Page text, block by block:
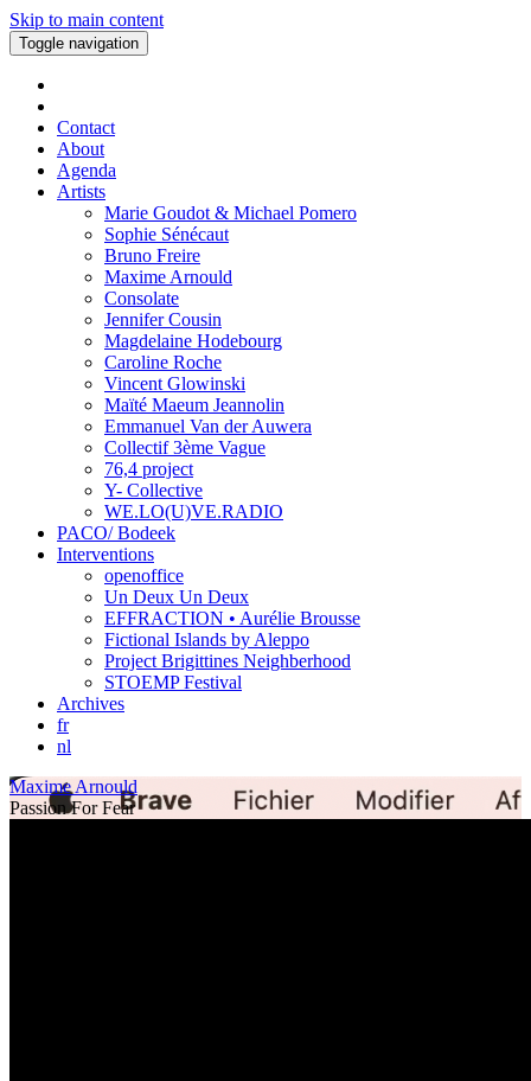
Skip to main content
Toggle navigation
Contact
About
Agenda
Artists
Marie Goudot & Michael Pomero
Sophie Sénécaut
Bruno Freire
Maxime Arnould
Consolate
Jennifer Cousin
Magdelaine Hodebourg
Caroline Roche
Vincent Glowinski
Maïté Maeum Jeannolin
Emmanuel Van der Auwera
Collectif 3ème Vague
76,4 project
Y- Collective
WE.LO(U)VE.RADIO
PACO/ Bodeek
Interventions
openoffice
Un Deux Un Deux
EFFRACTION • Aurélie Brousse
Fictional Islands by Aleppo
Project Brigittines Neighberhood
STOEMP Festival
Archives
fr
nl
Maxime Arnould
Passion For Fear